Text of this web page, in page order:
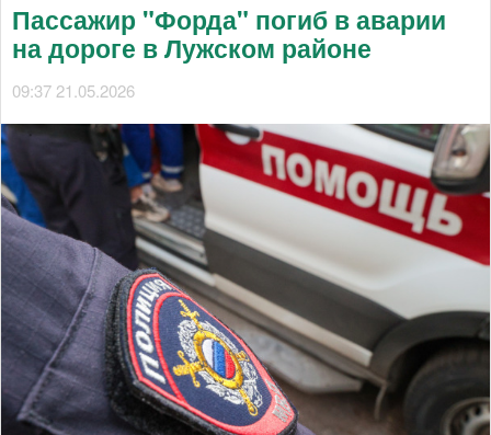
Пассажир "Форда" погиб в аварии
на дороге в Лужском районе
09:37 21.05.2026